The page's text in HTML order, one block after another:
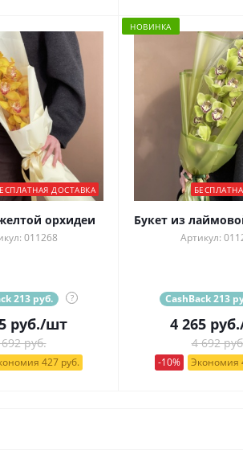
ДОСТАВКА
орхидеи
011268
213 руб. ?
руб./шт
руб.
427 руб.
НОВИНКА
Букет из
Артикул:
CashBack 213
4 265 руб.
4 692
-10% Экономия